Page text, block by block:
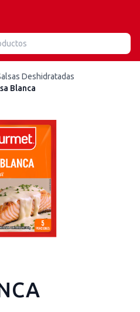
Deshidratadas
Blanca